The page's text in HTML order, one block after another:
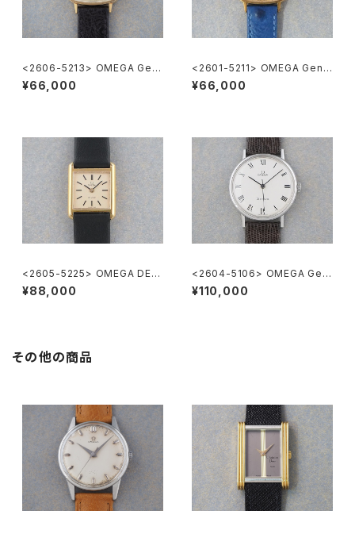
<2606-5213> OMEGA Gen
eve
¥66,000
<2601-5211> OMEGA Gene
ve
¥66,000
<2605-5225> OMEGA DE V
ILE
¥88,000
<2604-5106> OMEGA Gen
eve
¥110,000
その他の商品